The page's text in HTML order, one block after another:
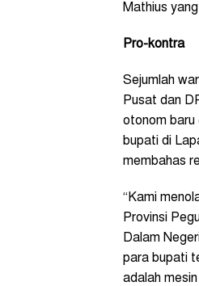
Mathius
Pro-kontra
Sejumlah
Pusat dan
otonom baru
bupati di
membahas
“Kami
Provinsi
Dalam
para bupati
adalah